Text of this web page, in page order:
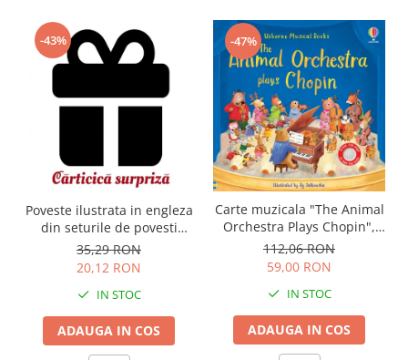
-43%
Poveste ilustrata in engleza
din seturile de povesti
Usborne
35,29 RON
20,12 RON
IN STOC
ADAUGA IN COS
-47%
Carte muzicala "The Animal
Orchestra Plays Chopin",
cartonata, Usborne
112,06 RON
59,00 RON
IN STOC
ADAUGA IN COS